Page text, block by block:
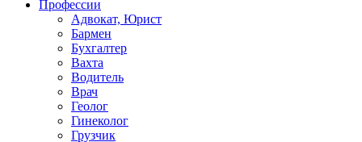
Профессии
Адвокат, Юрист
Бармен
Бухгалтер
Вахта
Водитель
Врач
Геолог
Гинеколог
Грузчик